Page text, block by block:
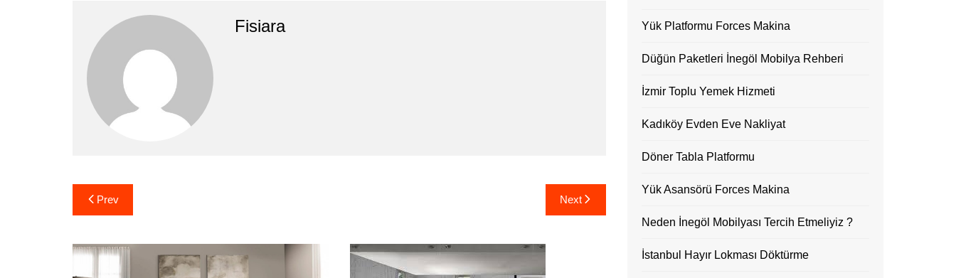
Fisiara
Yazı
gezinmesi
Prev Next
Yük Platformu Forces Makina
Düğün Paketleri İnegöl Mobilya Rehberi
İzmir Toplu Yemek Hizmeti
Kadıköy Evden Eve Nakliyat
Döner Tabla Platformu
Yük Asansörü Forces Makina
Neden İnegöl Mobilyası Tercih Etmeliyiz ?
İstanbul Hayır Lokması Döktürme